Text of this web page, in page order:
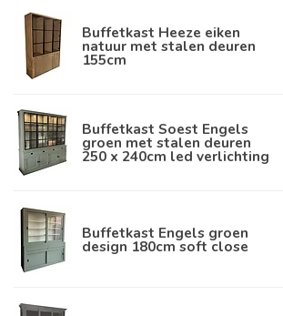
Buffetkast Heeze eiken
natuur met stalen deuren
155cm
Buffetkast Soest Engels
groen met stalen deuren
250 x 240cm led verlichting
Buffetkast Engels groen
design 180cm soft close